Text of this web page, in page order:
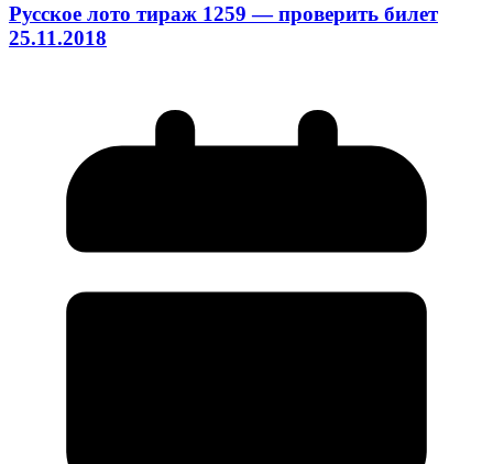
Русское лото тираж 1259 — проверить билет
25.11.2018